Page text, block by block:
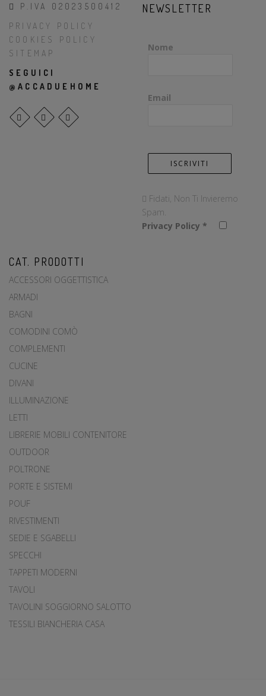
P.IVA 02023500412
PRIVACY POLICY
COOKIES POLICY
SITEMAP
SEGUICI
@ACCADUEHOME
NEWSLETTER
Nome
Email
Fidati, Non Ti Invieremo
Spam.
Privacy Policy *
CAT. PRODOTTI
ACCESSORI OGGETTISTICA
ARMADI
BAGNI
COMODINI COMÒ
COMPLEMENTI
CUCINE
DIVANI
ILLUMINAZIONE
LETTI
LIBRERIE MOBILI CONTENITORE
OUTDOOR
POLTRONE
PORTE E SISTEMI
POUF
RIVESTIMENTI
SEDIE E SGABELLI
SPECCHI
TAPPETI MODERNI
TAVOLI
TAVOLINI SOGGIORNO SALOTTO
TESSILI BIANCHERIA CASA